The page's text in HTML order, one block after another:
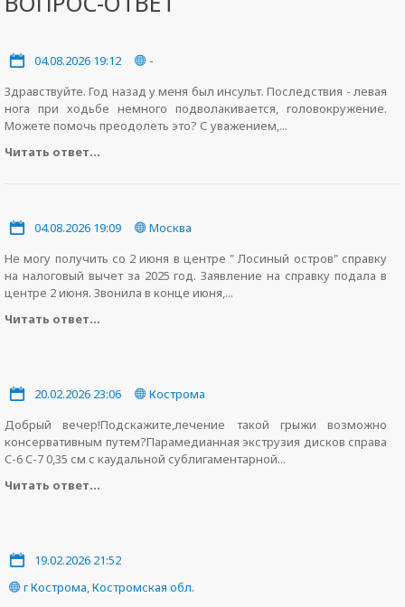
04.08.2026 19:12
-
Здравствуйте. Год назад у меня был инсульт. Последствия - левая
нога при ходьбе немного подволакивается, головокружение.
Можете помочь преодолеть это? С уважением,...
Читать ответ...
04.08.2026 19:09
Москва
Не могу получить со 2 июня в центре " Лосиный остров" справку
на налоговый вычет за 2025 год. Заявление на справку подала в
центре 2 июня. Звонила в конце июня,...
Читать ответ...
20.02.2026 23:06
Кострома
Добрый вечер!Подскажите,лечение такой грыжи возможно
консервативным путем?Парамедианная экструзия дисков справа
C-6 C-7 0,35 см с каудальной сублигаментарной...
Читать ответ...
19.02.2026 21:52
г Кострома, Костромская обл.